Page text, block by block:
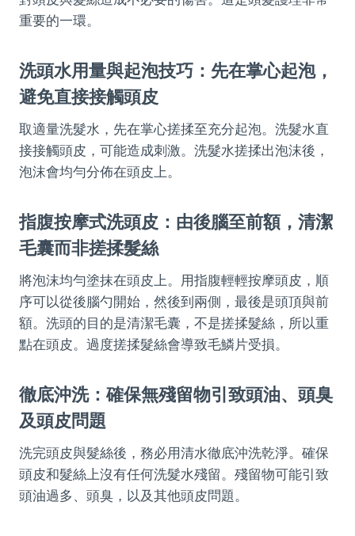
重要的一環。
洗頭水用量與起泡技巧：先在掌心起泡，
避免直接接觸頭皮
取適量洗髮水，先在掌心搓揉至充分起泡。洗髮水直
接接觸頭皮，可能造成刺激。洗髮水搓揉出泡沫後，
泡沫會均勻分佈在頭皮上。
指腹按摩式洗頭皮：由後腦至前額，清潔
毛囊而非搓揉髮絲
將泡沫均勻塗抹在頭皮上。用指腹輕輕按摩頭皮，順
序可以從後腦勺開始，然後到兩側，最後是頭頂與前
額。洗頭的目的是清潔毛囊，不是搓揉髮絲，所以重
點在頭皮。過度搓揉髮絲會導致毛鱗片受損。
徹底沖洗：確保無殘留物引致頭油、頭臭
及頭皮問題
洗完頭皮與髮絲後，務必用清水徹底沖洗乾淨。確保
頭皮和髮絲上沒有任何洗髮水殘留。殘留物可能引致
頭油過多、頭臭，以及其他頭皮問題。